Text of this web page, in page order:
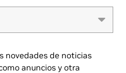
novedades de noticias
anuncios y otra